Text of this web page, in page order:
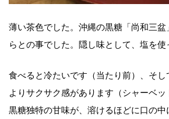
薄い茶色でした。沖縄の黒糖「尚和三
らとの事でした。隠し味として、塩を使
食べると冷たいです（当たり前）、そし
よりサクサク感があります（シャーベッ
黒糖独特の甘味が、溶けるほどに口の